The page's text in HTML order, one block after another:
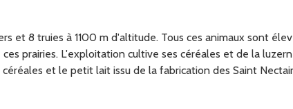
et 8 truies à 1100 m d'altitude. Tous ces animaux sont
prairies. L'exploitation cultive ses céréales et de la
et le petit lait issu de la fabrication des Saint